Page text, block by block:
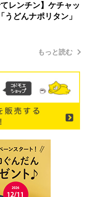
レンチン】ケチャッ
うどんナポリタン」
もっと読む